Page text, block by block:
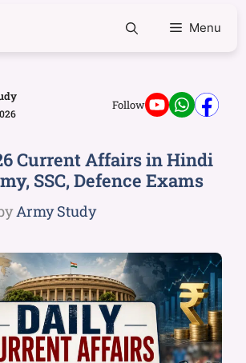
Menu
Follow
Current Affairs in Hindi
SSC, Defence Exams
Army Study